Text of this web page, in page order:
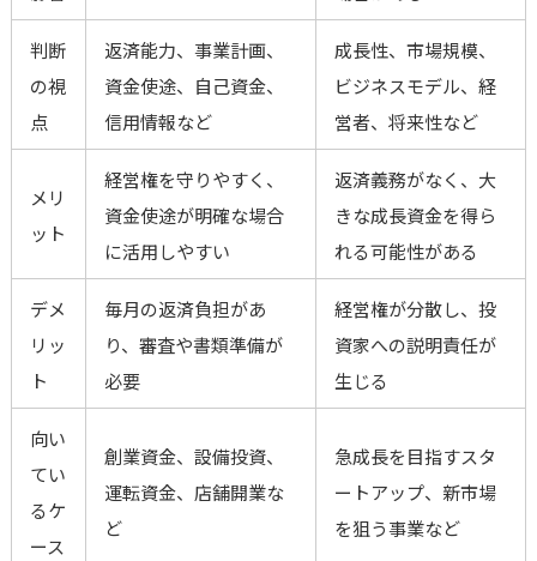
判断
の視
点
返済能力、事業計画、
資金使途、自己資金、
信用情報など
成長性、市場規模、
ビジネスモデル、経
営者、将来性など
メリ
ット
経営権を守りやすく、
資金使途が明確な場合
に活用しやすい
返済義務がなく、大
きな成長資金を得ら
れる可能性がある
デメ
リッ
ト
毎月の返済負担があ
り、審査や書類準備が
必要
経営権が分散し、投
資家への説明責任が
生じる
向い
てい
るケ
ース
創業資金、設備投資、
運転資金、店舗開業な
ど
急成長を目指すスタ
ートアップ、新市場
を狙う事業など